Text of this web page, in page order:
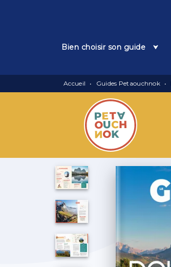
Bien choisir son guide
Accueil • Guides Petaouchnok •